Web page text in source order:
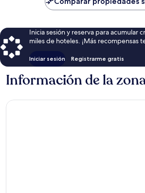
Inicia sesión y reserva para acumular
miles de hoteles. ¡Más recompensas
Iniciar sesión Registrarme gratis
Información de la